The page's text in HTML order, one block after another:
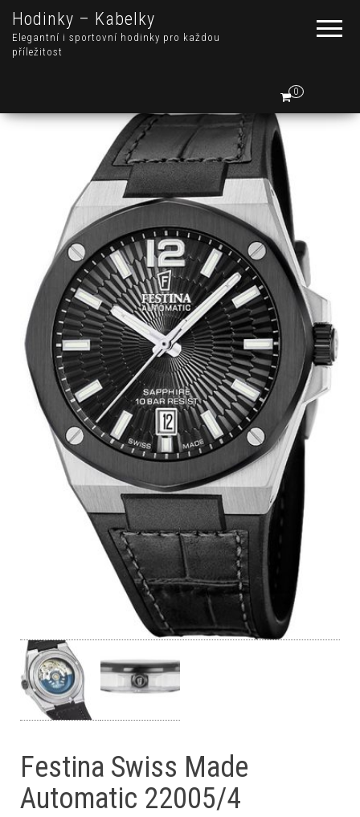
Hodinky – Kabelky
Elegantní i sportovní hodinky pro každou
příležitost
0
Festina Swiss Made
Automatic 22005/4